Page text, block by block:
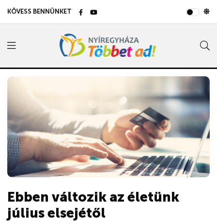
KÖVESS BENNÜNKET
Ebben változik az életünk
július elsejétől